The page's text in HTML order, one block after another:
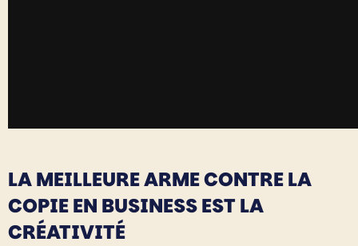
LA MEILLEURE ARME CONTRE LA
COPIE EN BUSINESS EST LA
CRÉATIVITÉ